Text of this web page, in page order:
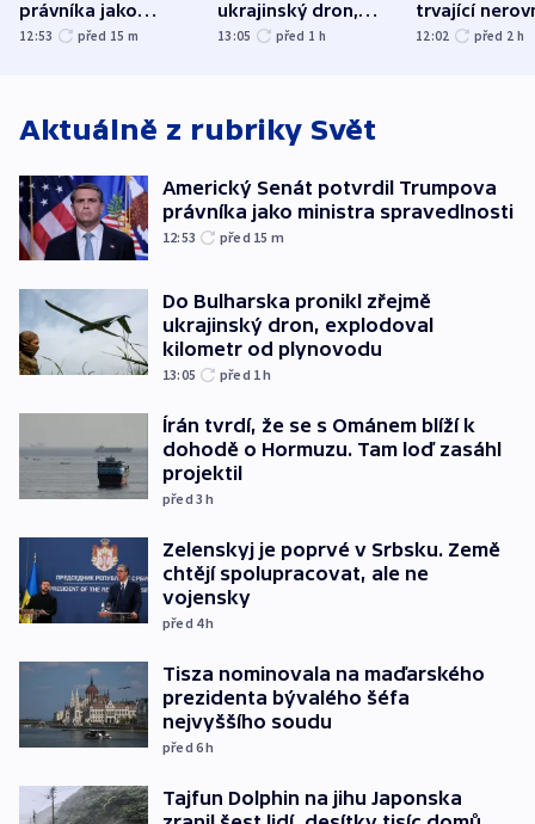
právníka jako
ministra
12:53 před 15 m
ukrajinský dron,
explodoval kilometr
13:05 před 1 h
trvající
12:02 před 2 h
Aktuálně z rubriky Svět
Americký Senát potvrdil Trumpova
právníka jako ministra spravedlnosti
12:53 před 15 m
Do Bulharska pronikl zřejmě
ukrajinský dron, explodoval
kilometr od plynovodu
13:05 před 1h
Írán tvrdí, že se s Ománem blíží k
dohodě o Hormuzu. Tam loď zasáhl
projektil
před 3h
Zelenskyj je poprvé v Srbsku. Země
chtějí spolupracovat, ale ne
vojensky
před 4h
Tisza nominovala na maďarského
prezidenta bývalého šéfa
nejvyššího soudu
před 6h
Tajfun Dolphin na jihu Japonska